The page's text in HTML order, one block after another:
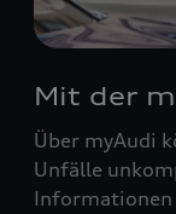
Mit der
Über myAudi
Unfälle
Informationen